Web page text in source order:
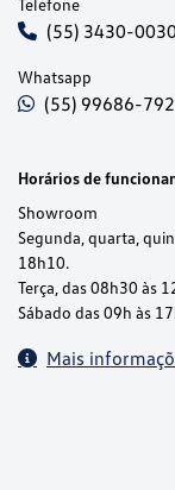
(55) 3430-0030
Whatsapp
(55) 99686-
Horários de
Showroom
Segunda, quarta,
18h10.
Terça, das 08h30 às
Sábado das 09h às
Mais